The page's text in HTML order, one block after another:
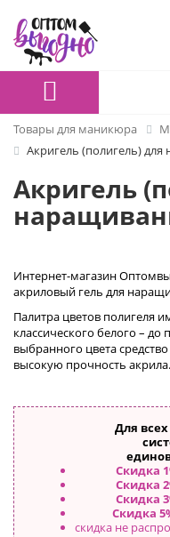
Товары для маникюра
Акригель (полигель)
Акригель
Интернет-магазин
акриловый гель для
Палитра цветов полигеля
классического белого –
выбранного цвета
высокую прочность акрила.
Для
Скидка
Скидка
Скидка
Скидка
скидка не